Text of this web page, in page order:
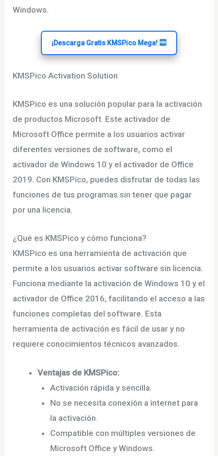
Windows.
¡Descarga Gratis KMSPico Mega!
KMSPico Activation Solution
KMSPico es una solución popular para la activación
de productos Microsoft. Este activador de
Microsoft Office permite a los usuarios activar
diferentes versiones de software, como el
activador de Windows 10 y el activador de Office
2019. Con KMSPico, puedes disfrutar de todas las
funciones de tus programas sin tener que pagar
por una licencia.
¿Qué es KMSPico y cómo funciona?
KMSPico es una herramienta de activación que
permite a los usuarios activar software sin licencia.
Funciona mediante la activación de Windows 10 y el
activador de Office 2016, facilitando el acceso a las
funciones completas del software. Esta
herramienta de activación es fácil de usar y no
requiere conocimientos técnicos avanzados.
Ventajas de KMSPico:
Activación rápida y sencilla.
No se necesita conexión a internet para
la activación.
Compatible con múltiples versiones de
Microsoft Office y Windows.